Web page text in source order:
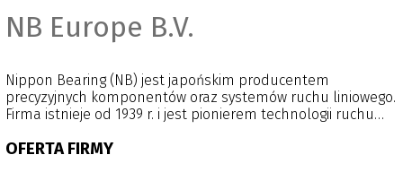
NB Europe B.V.
Nippon Bearing (NB) jest japońskim producentem
precyzyjnych komponentów oraz systemów ruchu liniowego.
Firma istnieje od 1939 r. i jest pionierem technologii ruchu
Siedziba i cała produkcja NB znajdują się w Ojiya, w
OFERTA FIRMY